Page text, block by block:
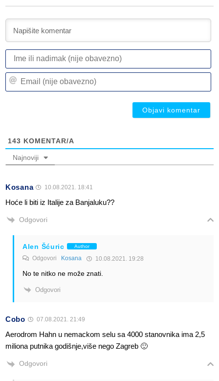
143 KOMENTAR/A
Najnoviji
Kosana 10.08.2021. 18:41
Hoće li biti iz Italije za Banjaluku??
Odgovori
Alen Šćuric Author
Odgovori Kosana 10.08.2021. 19:28
No te nitko ne može znati.
Odgovori
Cobo 07.08.2021. 21:49
Aerodrom Hahn u nemackom selu sa 4000 stanovnika ima 2,5
miliona putnika godišnje,više nego Zagreb 🙂
Odgovori